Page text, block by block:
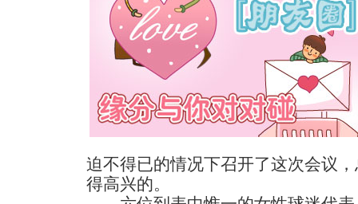
迫不得已的情况下召开了这次会议
得高兴的。